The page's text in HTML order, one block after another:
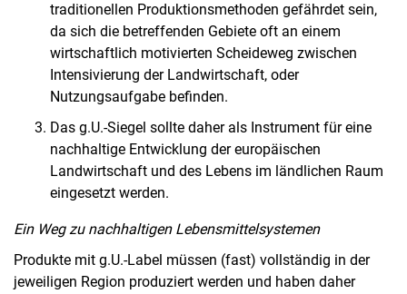
traditionellen Produktionsmethoden gefährdet sein,
da sich die betreffenden Gebiete oft an einem
wirtschaftlich motivierten Scheideweg zwischen
Intensivierung der Landwirtschaft, oder
Nutzungsaufgabe befinden.
Das g.U.-Siegel sollte daher als Instrument für eine
nachhaltige Entwicklung der europäischen
Landwirtschaft und des Lebens im ländlichen Raum
eingesetzt werden.
Ein Weg zu nachhaltigen Lebensmittelsystemen
Produkte mit g.U.-Label müssen (fast) vollständig in der
jeweiligen Region produziert werden und haben daher